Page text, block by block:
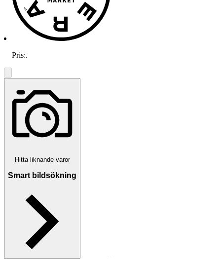
Pris:.
Hitta liknande varor
Smart bildsökning